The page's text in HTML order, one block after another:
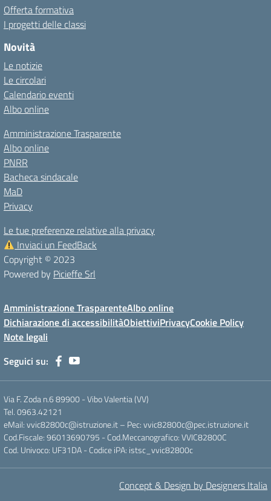
Offerta formativa
I progetti delle classi
Novità
Le notizie
Le circolari
Calendario eventi
Albo online
Amministrazione Trasparente
Albo online
PNRR
Bacheca sindacale
MaD
Privacy
Le tue preferenze relative alla privacy
Inviaci un FeedBack
Copyright © 2023
Powered by Picieffe Srl
Amministrazione TrasparenteAlbo online
Dichiarazione di accessibilitàObiettiviPrivacyCookie Policy
Note legali
Seguici su:
Via F. Zoda n.6 89900 - Vibo Valentia (VV)
Tel. 0963.42121
eMail: vvic82800c@istruzione.it – Pec: vvic82800c@pec.istruzione.it
Cod.Fiscale: 96013690795 - Cod.Meccanografico: VVIC82800C
Cod. Univoco: UF31DA - Codice iPA: istsc_vvic82800c
Concept & Design by Designers Italia